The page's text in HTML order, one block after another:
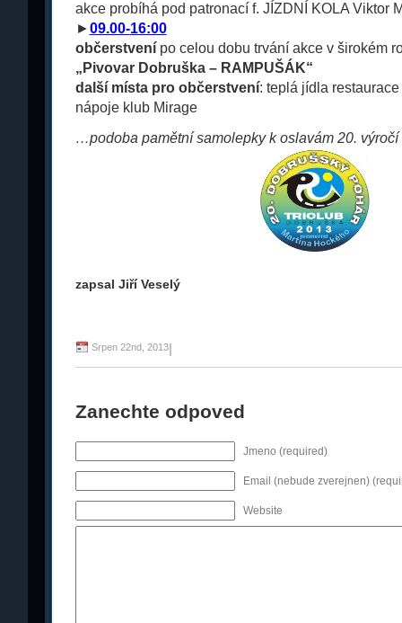
akce probíhá pod patronací f. JÍZDNÍ KOLA Viktor
►09.00-16:00
občerstvenípo celou dobu trvání akce v širokém
„Pivovar Dobruška – RAMPUŠÁK“
další místa pro občerstvení: teplá jídla
nápoje klub Mirage
…podoba pamětní samolepky k oslavám 20.
zapsal Jiří Veselý
Srpen 22nd, 2013|
Zanechte odpoved
Jmeno (required)
Email (nebude zverejnen)
Website